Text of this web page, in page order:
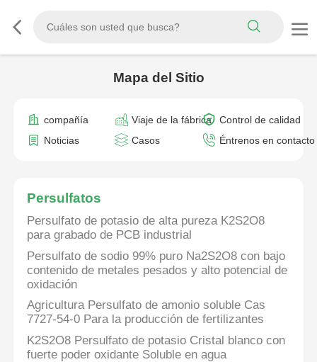
Mapa del Sitio
compañía Viaje de la fábrica
Control de calidad
Noticias
Casos Éntrenos en contacto
Persulfatos
Persulfato de potasio de alta pureza K2S2O8
para grabado de PCB industrial
Persulfato de sodio 99% puro Na2S2O8 con bajo
contenido de metales pesados y alto potencial de
oxidación
Agricultura Persulfato de amonio soluble Cas
7727-54-0 Para la producción de fertilizantes
K2S2O8 Persulfato de potasio Cristal blanco con
fuerte poder oxidante Soluble en agua